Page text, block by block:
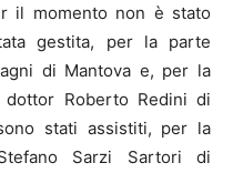
il momento non è stato
gestita, per la parte
di Mantova e, per la
Roberto Redini di
stati assistiti, per la
Sarzi Sartori di